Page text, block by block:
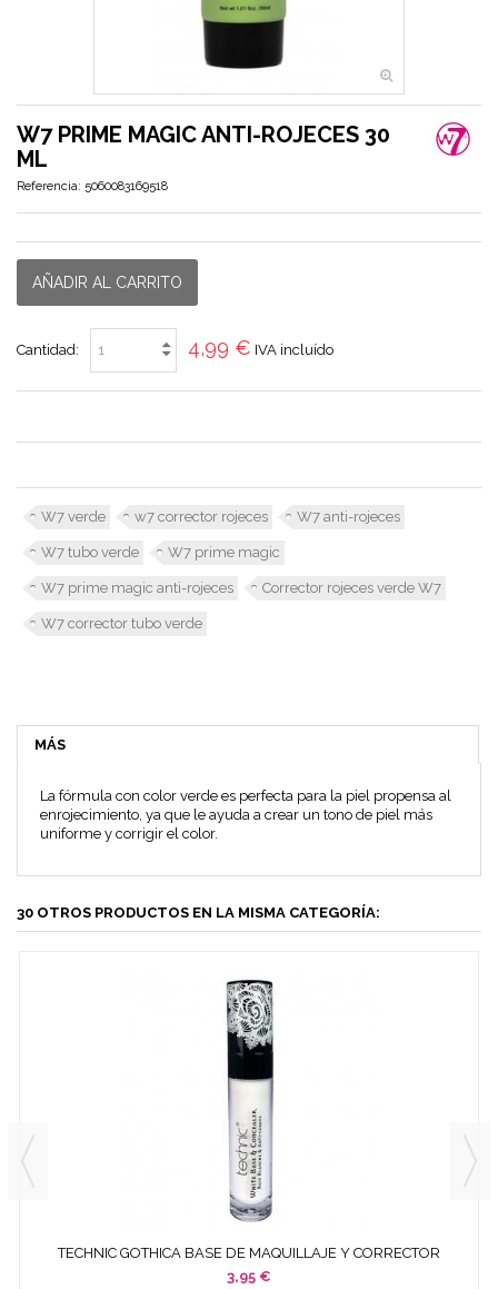
W7 PRIME MAGIC ANTI-ROJECES 30
ML
Referencia: 5060083169518
AÑADIR AL CARRITO
Cantidad: 4,99 € IVA incluído
W7 verde w7 corrector rojeces W7 anti-rojeces
W7 tubo verde W7 prime magic
W7 prime magic anti-rojeces Corrector rojeces verde W7
W7 corrector tubo verde
MÁS
La fórmula con color verde es perfecta para la piel propensa al
enrojecimiento, ya que le ayuda a crear un tono de piel más
uniforme y corrigir el color.
30 OTROS PRODUCTOS EN LA MISMA CATEGORÍA:
TECHNIC GOTHICA BASE DE MAQUILLAJE Y CORRECTOR
BLANCO 8...
3,95 €